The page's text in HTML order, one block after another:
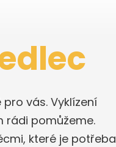
vás. Vyklízení
rádi pomůžeme.
které je potřeba